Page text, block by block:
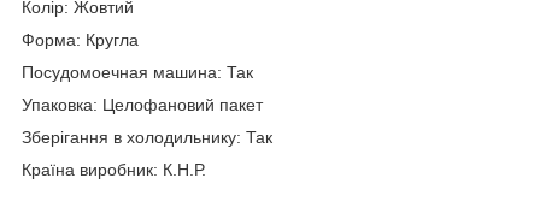
Колір: Жовтий
Форма: Кругла
Посудомоечная машина: Так
Упаковка: Целофановий пакет
Зберігання в холодильнику: Так
Країна виробник: К.Н.Р.